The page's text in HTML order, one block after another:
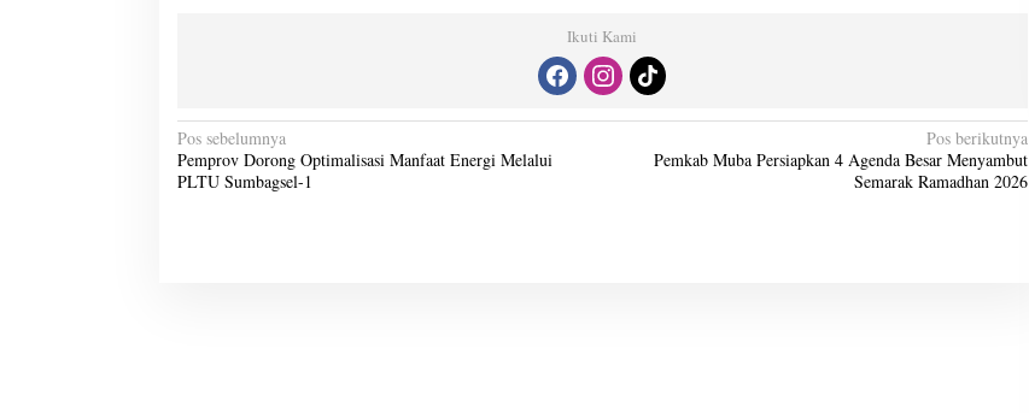
Ikuti Kami
N
a
Pos sebelumnya
Pemprov Dorong Optimalisasi Manfaat Energi Melalui
PLTU Sumbagsel-1
Pos berikutnya
Pemkab Muba Persiapkan 4 Agenda Besar Menyambut
Semarak Ramadhan 2026